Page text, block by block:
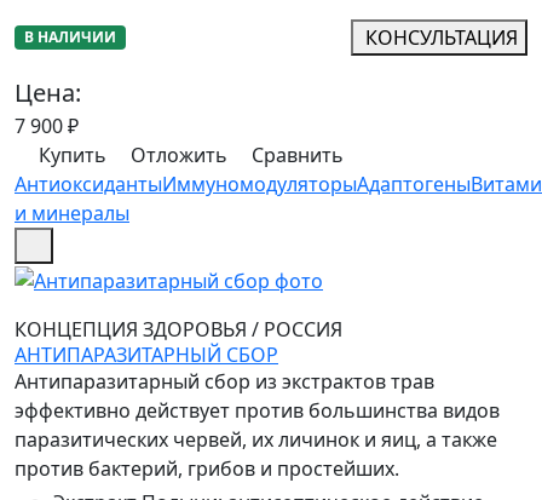
В НАЛИЧИИ КОНСУЛЬТАЦИЯ
Цена:
7 900₽
Купить
Отложить
Сравнить
АнтиоксидантыИммуномодуляторыАдаптогены
и минералы
КОНЦЕПЦИЯ ЗДОРОВЬЯ / РОССИЯ
АНТИПАРАЗИТАРНЫЙ СБОР
Антипаразитарный сбор из экстрактов трав
эффективно действует против большинства видов
паразитических червей, их личинок и яиц, а также
против бактерий, грибов и простейших.